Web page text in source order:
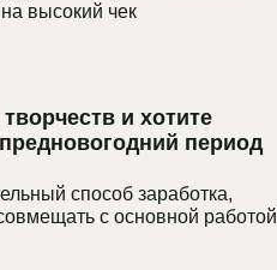
и хотите
период
способ заработка,
с основной работой
высокий чек